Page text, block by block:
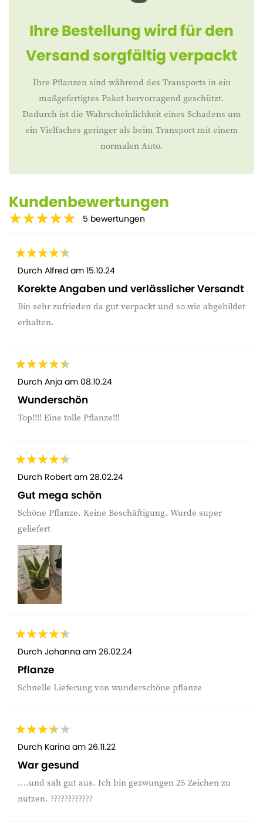
Ihre Bestellung wird für den
Versand sorgfältig verpackt
Ihre Pflanzen sind während des Transports in ein
maßgefertigtes Paket hervorragend geschützt.
Dadurch ist die Wahrscheinlichkeit eines Schadens um
ein Vielfaches geringer als beim Transport mit einem
normalen Auto.
Kundenbewertungen
5 bewertungen
Durch Alfred am 15.10.24
Korekte Angaben und verlässlicher Versandt
Bin sehr zufrieden da gut verpackt und so wie abgebildet
erhalten.
Durch Anja am 08.10.24
Wunderschön
Top!!!! Eine tolle Pflanze!!!
Durch Robert am 28.02.24
Gut mega schön
Schöne Pflanze. Keine Beschäftigung. Wurde super
geliefert
Durch Johanna am 26.02.24
Pflanze
Schnelle Lieferung von wunderschöne pflanze
Durch Karina am 26.11.22
War gesund
....und sah gut aus. Ich bin gezwungen 25 Zeichen zu
nutzen. ????????????